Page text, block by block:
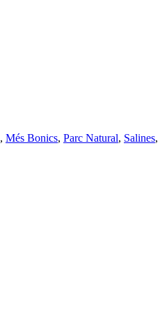
, Més Bonics, Parc Natural, Salines,